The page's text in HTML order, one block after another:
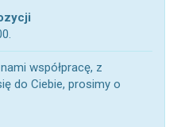
współpracę, z
do Ciebie, prosimy o